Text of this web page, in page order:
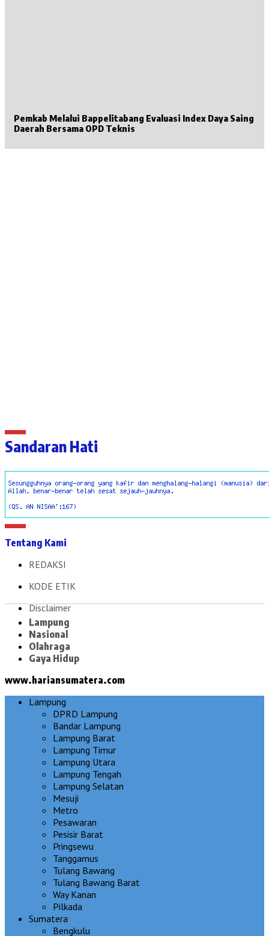
Pemkab Melalui Bappelitabang Evaluasi Index Daya Saing
Daerah Bersama OPD Teknis
Sandaran Hati
Tentang Kami
REDAKSI
KODE ETIK
Disclaimer
Lampung
Nasional
Olahraga
Gaya Hidup
www.hariansumatera.com
Lampung
DPRD Lampung
Bandar Lampung
Lampung Barat
Lampung Timur
Lampung Utara
Lampung Tengah
Lampung Selatan
Mesuji
Metro
Pesawaran
Pesisir Barat
Pringsewu
Tanggamus
Tulang Bawang
Tulang Bawang Barat
Way Kanan
Pilkada
Sumatera
Bengkulu